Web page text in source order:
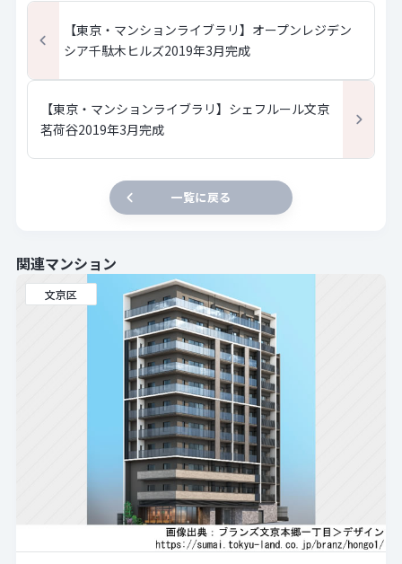
【東京・マンションライブラリ】オープンレジデン
シア千駄木ヒルズ2019年3月完成
【東京・マンションライブラリ】シェフルール文京
茗荷谷2019年3月完成
一覧に戻る
関連マンション
文京区